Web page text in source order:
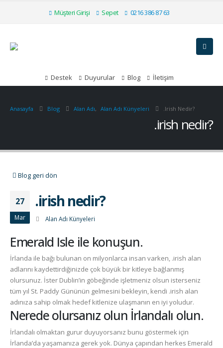
Müşteri Girişi Sepet 0216 386 87 63
Destek Duyurular Blog İletişim
Anasayfa Blog Alan Adı, Alan Adı Künyeleri .irish Nedir?
.irish nedir?
Blog geri dön
27
Mar
.irish nedir?
Alan Adı Künyeleri
Emerald Isle ile konuşun.
İrlanda ile bağı bulunan on milyonlarca insan varken, .irish alan
adlarını kaydettirdiğinizde çok büyük bir kitleye bağlanmış
olursunuz. İster Dublin’in göbeğinde işletmeniz olsun isterseniz
tüm yıl St. Paddy Gününün gelmesini bekleyin, kendi .irish alan
adınıza sahip olmak hedef kitlenize ulaşmanın en iyi yoludur.
Nerede olursanız olun İrlandalı olun.
İrlandalı olmaktan gurur duyuyorsanız bunu göstermek için
İrlanda’da yaşamanıza gerek yok. Dünya çapından herkes Emerald